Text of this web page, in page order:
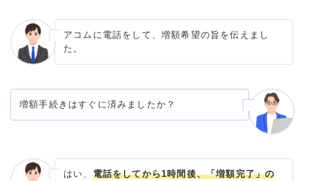
アコムに電話をして、増額希望の旨を伝えまし
た。
増額手続きはすぐに済みましたか？
はい、 電話をしてから1時間後、「増額完了」の